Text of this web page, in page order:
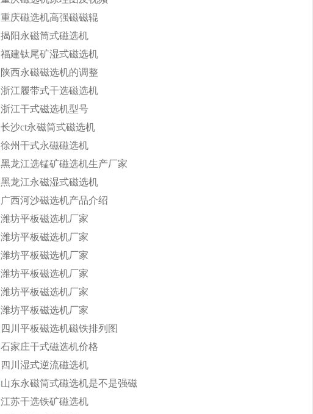
重庆磁选机高强磁磁辊
揭阳永磁筒式磁选机
福建钛尾矿湿式磁选机
陕西永磁磁选机的调整
浙江履带式干选磁选机
浙江干式磁选机型号
长沙ct永磁筒式磁选机
徐州干式永磁磁选机
黑龙江选锰矿磁选机生产厂家
黑龙江永磁湿式磁选机
广西河沙磁选机产品介绍
潍坊平板磁选机厂家
潍坊平板磁选机厂家
潍坊平板磁选机厂家
潍坊平板磁选机厂家
潍坊平板磁选机厂家
潍坊平板磁选机厂家
四川平板磁选机磁铁排列图
石家庄干式磁选机价格
四川湿式逆流磁选机
山东永磁筒式磁选机是不是强磁
江苏干选铁矿磁选机